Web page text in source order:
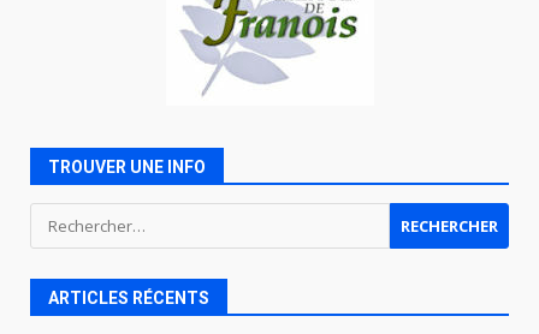
TROUVER UNE INFO
Rechercher :
ARTICLES RÉCENTS